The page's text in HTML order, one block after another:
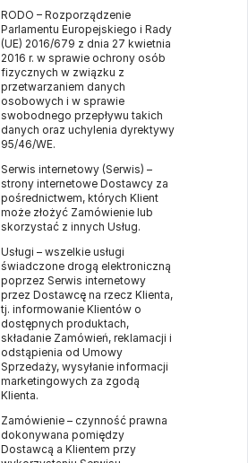
RODO – Rozporządzenie
Parlamentu Europejskiego i Rady
(UE) 2016/679 z dnia 27 kwietnia
2016 r. w sprawie ochrony osób
fizycznych w związku z
przetwarzaniem danych
osobowych i w sprawie
swobodnego przepływu takich
danych oraz uchylenia dyrektywy
95/46/WE.
Serwis internetowy (Serwis) –
strony internetowe Dostawcy za
pośrednictwem, których Klient
może złożyć Zamówienie lub
skorzystać z innych Usług.
Usługi – wszelkie usługi
świadczone drogą elektroniczną
poprzez Serwis internetowy
przez Dostawcę na rzecz Klienta,
tj. informowanie Klientów o
dostępnych produktach,
składanie Zamówień, reklamacji i
odstąpienia od Umowy
Sprzedaży, wysyłanie informacji
marketingowych za zgodą
Klienta.
Zamówienie – czynność prawna
dokonywana pomiędzy
Dostawcą a Klientem przy